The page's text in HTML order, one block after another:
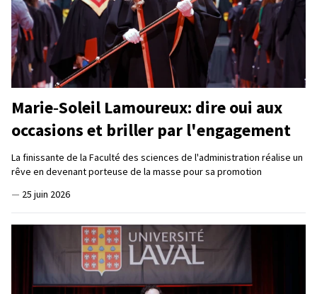
Marie‑Soleil Lamoureux: dire oui aux
occasions et briller par l'engagement
La finissante de la Faculté des sciences de l'administration réalise un
rêve en devenant porteuse de la masse pour sa promotion
— 25 juin 2026